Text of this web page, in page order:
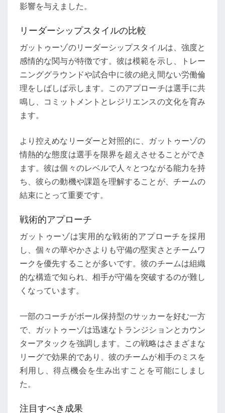
影響を与えました。
リーダーシップスタイルの比較
ガットゥーゾのリーダーシップスタイルは、強度と
感情的な関与が特徴です。彼は模範を示し、トレー
ニンググラウンドや試合中に彼の絶え間ない労働倫
理をしばしば示します。このアプローチは選手に共
鳴し、コミットメントとレジリエンスの文化を育み
ます。
より控えめなリーダーと対照的に、ガットゥーゾの
情熱的な態度は選手を限界を超えさせることができ
ます。彼は個々のレベルで人々とつながる能力を持
ち、彼らの動機や課題を理解することが、チームの
結束にとって重要です。
戦術的アプローチ
ガットゥーゾは実用的な戦術的アプローチを採用
し、個々の華やかさよりも守備の堅実さとチームワ
ークを優先することが多いです。彼のチームは組織
的な構造で知られ、相手が守備を突破するのが難し
くなっています。
一部のコーチがボール保持型のサッカーを好む一方
で、ガットゥーゾは迅速なトランジションとカウン
ターアタックを強調します。この戦略はさまざまな
リーグで効果的であり、彼のチームが相手のミスを
利用し、得点機会を生み出すことを可能にしまし
た。
注目すべき成果